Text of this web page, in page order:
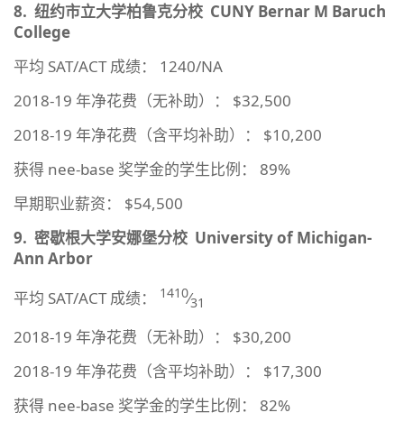
8. 纽约市立大学柏鲁克分校 CUNY Bernar M Baruch
College
平均 SAT/ACT 成绩： 1240/NA
2018-19 年净花费（无补助）： $32,500
2018-19 年净花费（含平均补助）： $10,200
获得 nee-base 奖学金的学生比例： 89%
早期职业薪资： $54,500
9. 密歇根大学安娜堡分校 University of Michigan-
Ann Arbor
平均 SAT/ACT 成绩：
1410⁄31
2018-19 年净花费（无补助）： $30,200
2018-19 年净花费（含平均补助）： $17,300
获得 nee-base 奖学金的学生比例： 82%